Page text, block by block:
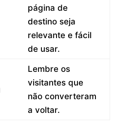
página de
destino seja
relevante e fácil
de usar.
Lembre os
visitantes que
não converteram
a voltar.